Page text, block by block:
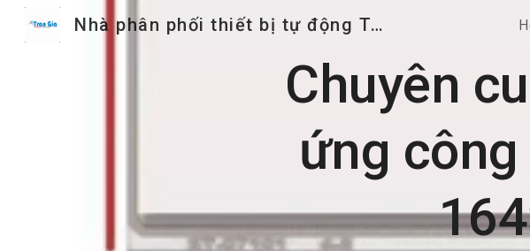
Skip to main content
Nhà phân phối thiết bị tự động Trần Gia
Chuyên
ứng